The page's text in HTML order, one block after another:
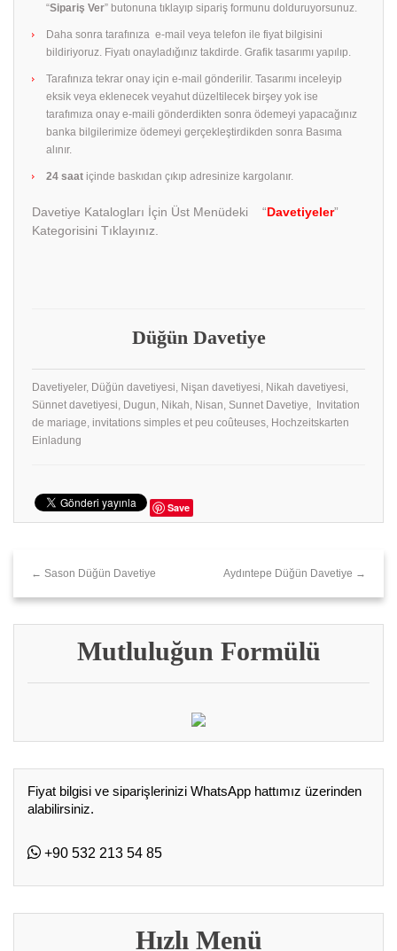
“Sipariş Ver” butonuna tıklayıp sipariş formunu dolduruyorsunuz.
Daha sonra tarafınıza e-mail veya telefon ile fiyat bilgisini
bildiriyoruz. Fiyatı onayladığınız takdirde. Grafik tasarımı yapılıp.
Tarafınıza tekrar onay için e-mail gönderilir. Tasarımı inceleyip
eksik veya eklenecek veyahut düzeltilecek birşey yok ise
tarafımıza onay e-maili gönderdikten sonra ödemeyi yapacağınız
banka bilgilerimize ödemeyi gerçekleştirdikden sonra Basıma
alınır.
24 saat içinde baskıdan çıkıp adresinize kargolanır.
Davetiye Katalogları İçin Üst Menüdeki “Davetiyeler”
Kategorisini Tıklayınız.
Düğün Davetiye
Davetiyeler, Düğün davetiyesi, Nişan davetiyesi, Nikah davetiyesi,
Sünnet davetiyesi, Dugun, Nikah, Nisan, Sunnet Davetiye, Invitation
de mariage, invitations simples et peu coûteuses, Hochzeitskarten
Einladung
Save
← Sason Düğün Davetiye Aydıntepe Düğün Davetiye →
Mutluluğun Formülü
Fiyat bilgisi ve siparişlerinizi WhatsApp hattımız üzerinden
alabilirsiniz.
+90 532 213 54 85
Hızlı Menü